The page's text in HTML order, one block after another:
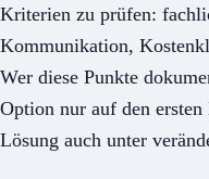
Kriterien zu prüfen:
Kommunikation,
Wer diese Punkte
Option nur auf den
Lösung auch unter